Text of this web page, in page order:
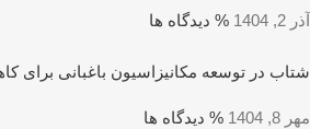
آذر 2, 1404 % دیدگاه ها
شتاب در توسعه مکانیزاسیون باغبانی برای
مهر 8, 1404 % دیدگاه ها